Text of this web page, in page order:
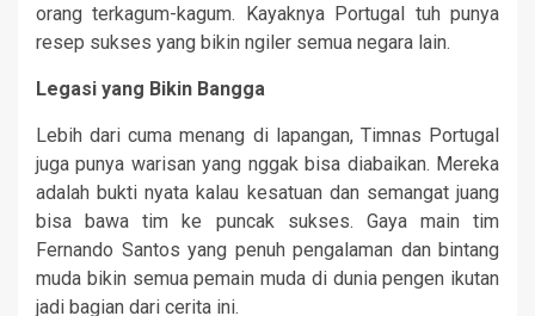
orang terkagum-kagum. Kayaknya Portugal tuh punya
resep sukses yang bikin ngiler semua negara lain.
Legasi yang Bikin Bangga
Lebih dari cuma menang di lapangan, Timnas Portugal
juga punya warisan yang nggak bisa diabaikan. Mereka
adalah bukti nyata kalau kesatuan dan semangat juang
bisa bawa tim ke puncak sukses. Gaya main tim
Fernando Santos yang penuh pengalaman dan bintang
muda bikin semua pemain muda di dunia pengen ikutan
jadi bagian dari cerita ini.